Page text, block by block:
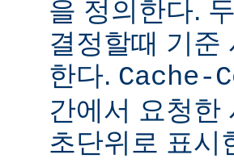
을 정의한다.
결정할때 기준
한다. Cache-
간에서 요청한
초단위로 표시